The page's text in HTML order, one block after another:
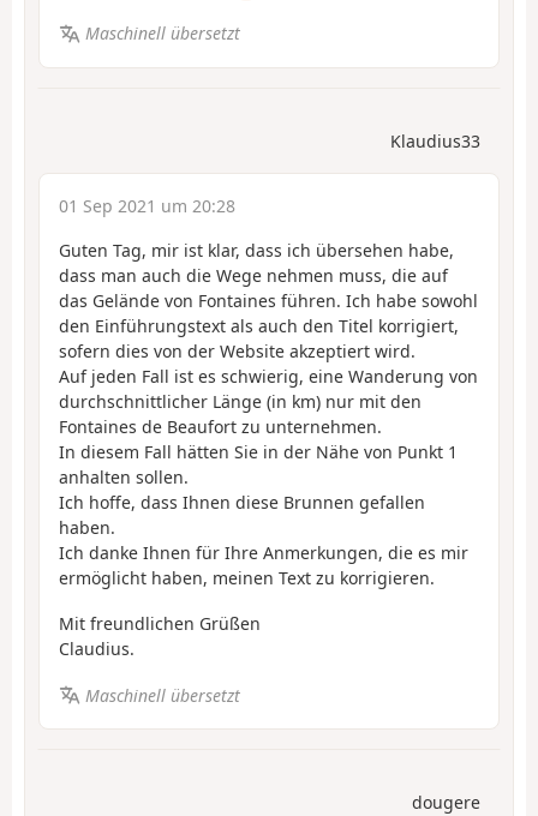
Maschinell übersetzt
Klaudius33
01 Sep 2021 um 20:28
Guten Tag, mir ist klar, dass ich übersehen habe,
dass man auch die Wege nehmen muss, die auf
das Gelände von Fontaines führen. Ich habe sowohl
den Einführungstext als auch den Titel korrigiert,
sofern dies von der Website akzeptiert wird.
Auf jeden Fall ist es schwierig, eine Wanderung von
durchschnittlicher Länge (in km) nur mit den
Fontaines de Beaufort zu unternehmen.
In diesem Fall hätten Sie in der Nähe von Punkt 1
anhalten sollen.
Ich hoffe, dass Ihnen diese Brunnen gefallen
haben.
Ich danke Ihnen für Ihre Anmerkungen, die es mir
ermöglicht haben, meinen Text zu korrigieren.
Mit freundlichen Grüßen
Claudius.
Maschinell übersetzt
dougere